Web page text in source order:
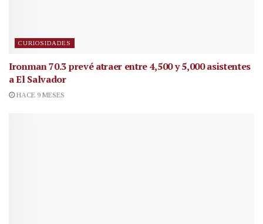
CURIOSIDADES
Ironman 70.3 prevé atraer entre 4,500 y 5,000 asistentes
a El Salvador
HACE 9 MESES